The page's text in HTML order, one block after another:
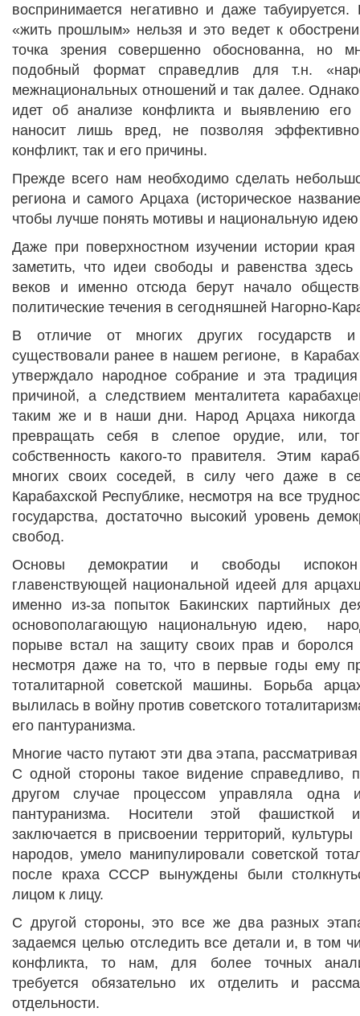
воспринимается негативно и даже табуируется.
«жить прошлым» нельзя и это ведет к
точка зрения совершенно обоснованна, но
подобный формат справедлив для т.н.
межнациональных отношений и так далее.
идет об анализе конфликта и выявлению его
наносит лишь вред, не позволяя
конфликт, так и его причины.
Прежде всего нам необходимо сделать
региона и самого Арцаха (историческое
чтобы лучше понять мотивы и национальную
Даже при поверхностном изучении истории
заметить, что идеи свободы и равенства
веков и именно отсюда берут начало
политические течения в сегодняшней Нагорно-
В отличие от многих других государств и
существовали ранее в нашем регионе,
в
утверждало народное собрание и эта
причиной, а следствием менталитета
таким же и в наши дни. Народ Арцаха никогда
превращать себя в слепое орудие, или,
собственность какого-то правителя. Этим
многих своих соседей, в силу чего даже в
Карабахской Республике, несмотря на все
государства, достаточно высокий уровень
свобод.
Основы демократии и свободы
главенствующей национальной идеей для
именно из-за попыток Бакинских партийных
основополагающую национальную идею,
порыве встал на защиту своих прав и боролся
несмотря даже на то, что в первые годы ему
тоталитарной советской машины. Борьба
вылилась в войну против советского
его пантуранизма.
Многие часто путают эти два этапа,
С одной стороны такое видение справедливо,
другом случае процессом управляла
пантуранизма. Носители этой фашисткой
заключается в присвоении территорий,
народов, умело манипулировали советской
после краха СССР вынуждены были
лицом к лицу.
С другой стороны, это все же два разных
задаемся целью отследить все детали и, в том
конфликта, то нам, для более точных
требуется обязательно их отделить и
отдельности.